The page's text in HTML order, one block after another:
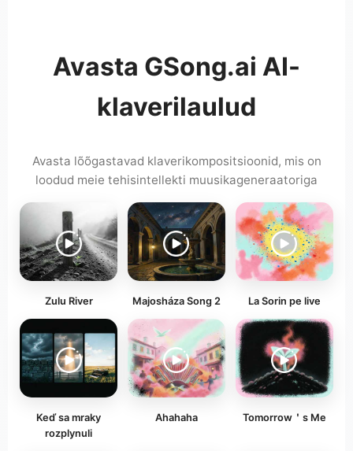
Avasta GSong.ai AI-
klaverilaulud
Avasta lõõgastavad klaverikompositsioonid, mis on
loodud meie tehisintellekti muusikageneraatoriga
Zulu River Majosháza Song 2 La Sorin pe live
Keď sa mraky
rozplynuli
Ahahaha Tomorrow＇s Me